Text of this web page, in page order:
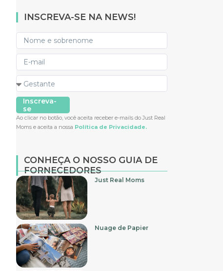
INSCREVA-SE NA NEWS!
Inscreva-
se
Ao clicar no botão, você aceita receber e-mails do Just Real
Moms e aceita a nossa Política de Privacidade.
CONHEÇA O NOSSO GUIA DE
FORNECEDORES
Just Real Moms
Nuage de Papier